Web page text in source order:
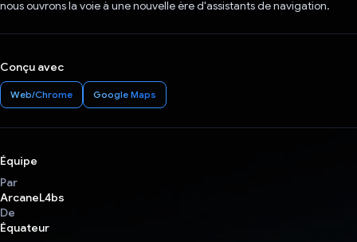
nous ouvrons la voie à une nouvelle ère d'assistants de navigation.
Conçu avec
Web/Chrome Google Maps
Équipe
Par
ArcaneL4bs
De
Équateur